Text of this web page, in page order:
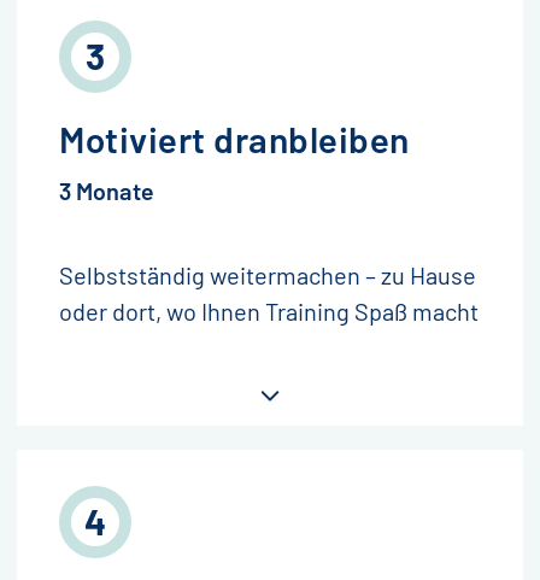
Motiviert dranbleiben
3 Monate
Selbstständig weitermachen – zu Hause
oder dort, wo Ihnen Training Spaß macht